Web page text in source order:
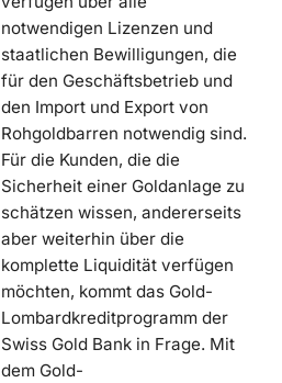
notwendigen Lizenzen und
staatlichen Bewilligungen, die
für den Geschäftsbetrieb und
den Import und Export von
Rohgoldbarren notwendig sind.
Für die Kunden, die die
Sicherheit einer Goldanlage zu
schätzen wissen, andererseits
aber weiterhin über die
komplette Liquidität verfügen
möchten, kommt das Gold-
Lombardkreditprogramm der
Swiss Gold Bank in Frage. Mit
dem Gold-